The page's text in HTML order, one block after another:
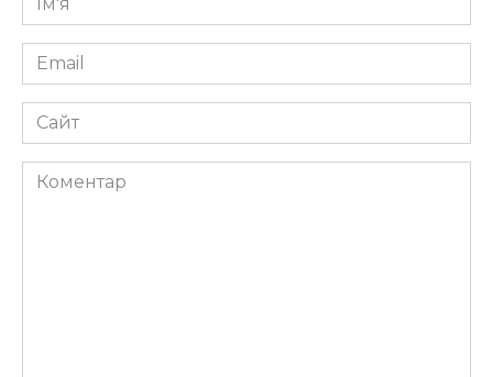
*
Email
*
Сайт
Коментар